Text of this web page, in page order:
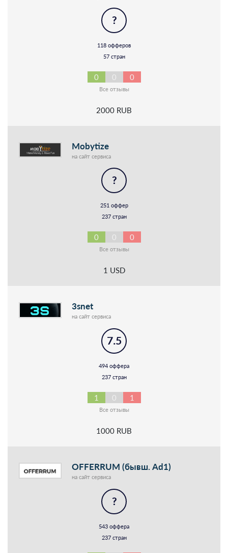
?
118 офферов
57 стран
0 0 0
Все отзывы
2000 RUB
Mobytize
на сайт сервиса
?
251 оффер
237 стран
0 0 0
Все отзывы
1 USD
3snet
на сайт сервиса
7.5
494 оффера
237 стран
1 0 1
Все отзывы
1000 RUB
OFFERRUM (бывш. Ad1)
на сайт сервиса
?
543 оффера
237 стран